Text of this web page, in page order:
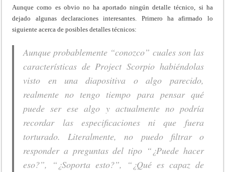
Aunque como es obvio no ha aportado ningún detalle técnico, si ha
dejado algunas declaraciones interesantes. Primero ha afirmado lo
siguiente acerca de posibles detalles técnicos:
Aunque probablemente “conozco” cuales son las
características de Project Scorpio habiéndolas
visto en una diapositiva o algo parecido,
realmente no tengo tiempo para pensar qué
puede ser ese algo y actualmente no podría
recordar las especificaciones ni que fuera
torturado. Literalmente, no puedo filtrar o
responder a preguntas del tipo “¿Puede hacer
eso?”, “¿Soporta esto?”, “¿Qué es capaz de